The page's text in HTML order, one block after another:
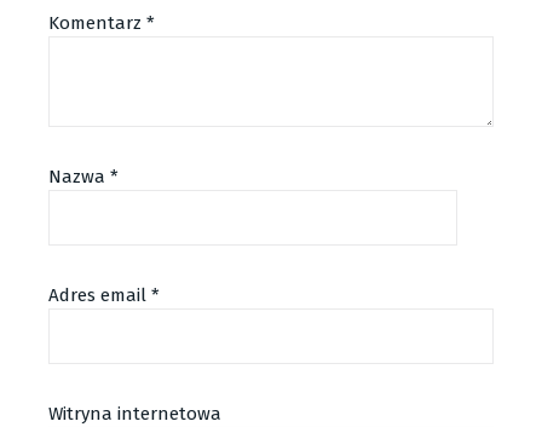
Komentarz *
Nazwa *
Adres email *
Witryna internetowa